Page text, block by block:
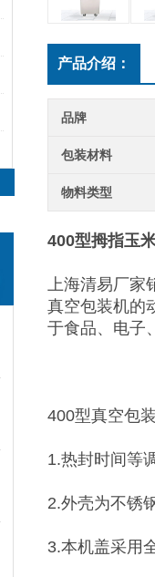
产品介绍：
品牌
包装材料
物料类型
400型拇指玉
上海清易厂家
真空包装机的
于食品、电子
400型真空包
1.热封时间等
2.外壳为不锈
3.本机盖采用